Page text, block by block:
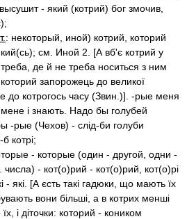
- який (котрий) бог змочив,
: некоторый, иной) котрий, которий
см. Иной 2. [А вб'є котрий у
де й не треба носиться з ним
запорожець до великої
до котрогось часу (Звин.)]. -рые меня
мене і знають. Надо бы голубей
-рые (Чехов) - слід-би голуби
котрі;
- которые (один - другой, одни -
- кот(о)рий - кот(о)рий, кот(о)рі
- які. [А єсть такі гадюки, що мають їх
вони більші, а в котрих менші
і діточки: которий - коником